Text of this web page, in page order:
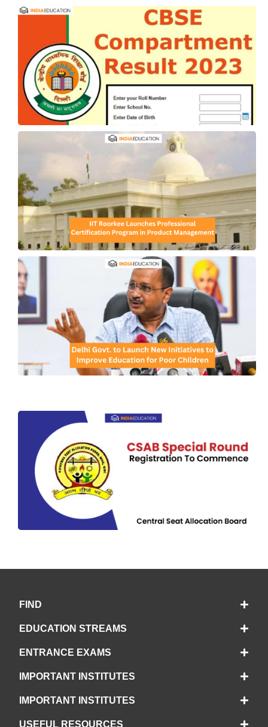
FIND
EDUCATION STREAMS
ENTRANCE EXAMS
IMPORTANT INSTITUTES
IMPORTANT INSTITUTES
USEFUL RESOURCES